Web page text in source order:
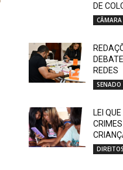
DE
REDES
SENADO
LEI